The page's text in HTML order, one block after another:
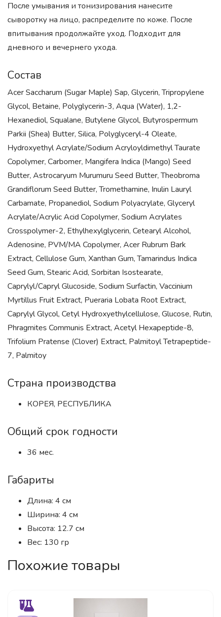
После умывания и тонизирования нанесите
сыворотку на лицо, распределите по коже. После
впитывания продолжайте уход. Подходит для
дневного и вечернего ухода.
Состав
Acer Saccharum (Sugar Maple) Sap, Glycerin, Tripropylene
Glycol, Betaine, Polyglycerin-3, Aqua (Water), 1,2-
Hexanediol, Squalane, Butylene Glycol, Butyrospermum
Parkii (Shea) Butter, Silica, Polyglyceryl-4 Oleate,
Hydroxyethyl Acrylate/Sodium Acryloyldimethyl Taurate
Copolymer, Carbomer, Mangifera Indica (Mango) Seed
Butter, Astrocaryum Murumuru Seed Butter, Theobroma
Grandiflorum Seed Butter, Tromethamine, Inulin Lauryl
Carbamate, Propanediol, Sodium Polyacrylate, Glyceryl
Acrylate/Acrylic Acid Copolymer, Sodium Acrylates
Crosspolymer-2, Ethylhexylglycerin, Cetearyl Alcohol,
Adenosine, PVM/MA Copolymer, Acer Rubrum Bark
Extract, Cellulose Gum, Xanthan Gum, Tamarindus Indica
Seed Gum, Stearic Acid, Sorbitan Isostearate,
Caprylyl/Capryl Glucoside, Sodium Surfactin, Vaccinium
Myrtillus Fruit Extract, Pueraria Lobata Root Extract,
Caprylyl Glycol, Cetyl Hydroxyethylcellulose, Glucose, Rutin,
Phragmites Communis Extract, Acetyl Hexapeptide-8,
Trifolium Pratense (Clover) Extract, Palmitoyl Tetrapeptide-
7, Palmitoy
Страна производства
КОРЕЯ, РЕСПУБЛИКА
Общий срок годности
36 мес.
Габариты
Длина: 4 см
Ширина: 4 см
Высота: 12.7 см
Вес: 130 гр
Похожие товары